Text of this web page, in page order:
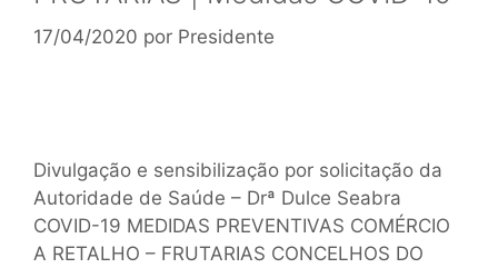
17/04/2020 por Presidente
Divulgação e sensibilização por solicitação da
Autoridade de Saúde – Drª Dulce Seabra
COVID-19 MEDIDAS PREVENTIVAS COMÉRCIO
A RETALHO – FRUTARIAS CONCELHOS DO